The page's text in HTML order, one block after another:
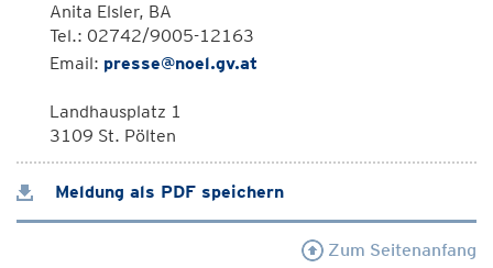
Anita Elsler, BA
Tel.: 02742/9005-12163
Email: presse@noel.gv.at
Landhausplatz 1
3109 St. Pölten
Meldung als PDF speichern
Zum Seitenanfang